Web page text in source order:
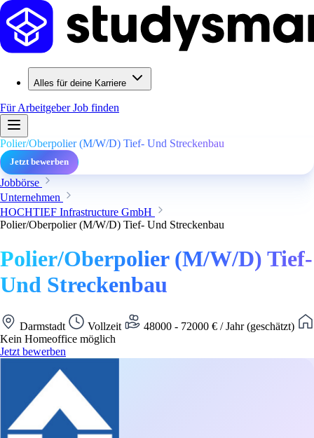
Alles für deine Karriere
Für ArbeitgeberJob finden
Polier/Oberpolier (M/W/D) Tief- Und Streckenbau
Jetzt bewerben
Jobbörse
Unternehmen
HOCHTIEF Infrastructure GmbH
Polier/Oberpolier (M/W/D) Tief- Und Streckenbau
Polier/Oberpolier (M/W/D) Tief-
Und Streckenbau
Darmstadt Vollzeit
48000 - 72000 € / Jahr (geschätzt)
Kein Homeoffice möglich
Jetzt bewerben